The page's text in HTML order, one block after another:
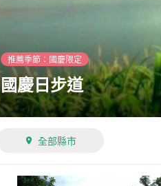
推薦季節：國慶限定
國慶日步道
全部縣市